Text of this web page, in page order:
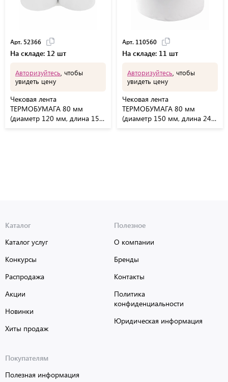
Арт. 52366
На складе: 12 шт
Авторизуйтесь , чтобы
увидеть цену
Чековая лента
ТЕРМОБУМАГА 80 мм
(диаметр 120 мм, длина 150
Арт. 110560
На складе: 11 шт
Авторизуйтесь , чтобы
увидеть цену
Чековая лента
ТЕРМОБУМАГА 80 мм
(диаметр 150 мм, длина 244
Каталог
Каталог услуг
Конкурсы
Распродажа
Акции
Новинки
Хиты продаж
Полезное
О компании
Бренды
Контакты
Политика
конфиденциальности
Юридическая информация
Покупателям
Полезная информация